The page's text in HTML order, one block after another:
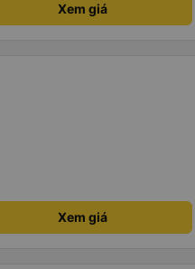
Xem giá
Xem giá